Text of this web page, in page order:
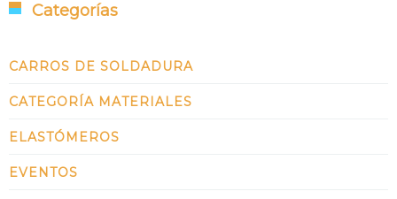
Categorías
CARROS DE SOLDADURA
CATEGORÍA MATERIALES
ELASTÓMEROS
EVENTOS